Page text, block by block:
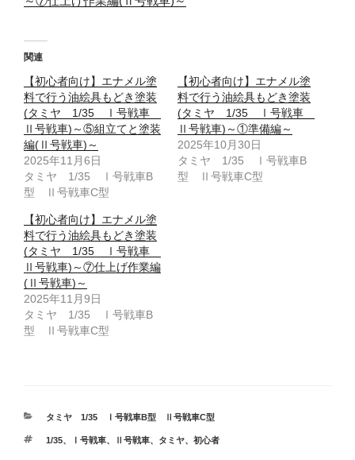
関連
【初心者向け】エナメル塗
料で行う油絵具もどき塗装
(タミヤ 1/35 Ⅰ号戦車
Ⅱ号戦車)～⑤組立てと塗装
編(Ⅱ号戦車)～
2025年11月6日
タミヤ 1/35 Ⅰ号戦車B
型 Ⅱ号戦車C型
【初心者向け】エナメル塗
料で行う油絵具もどき塗装
(タミヤ 1/35 Ⅰ号戦車
Ⅱ号戦車)～①準備編～
2025年10月30日
タミヤ 1/35 Ⅰ号戦車B
型 Ⅱ号戦車C型
【初心者向け】エナメル塗
料で行う油絵具もどき塗装
(タミヤ 1/35 Ⅰ号戦車
Ⅱ号戦車)～⑦仕上げ作業編
(Ⅱ号戦車)～
2025年11月9日
タミヤ 1/35 Ⅰ号戦車B
型 Ⅱ号戦車C型
カ
ゴ
タミヤ 1/35 Ⅰ号戦車B型 Ⅱ号戦車C型
タ
1/35、 Ⅰ号戦車、 Ⅱ号戦車、 タミヤ、 初心者